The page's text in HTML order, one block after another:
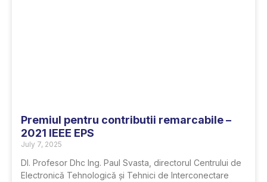
Premiul pentru contributii remarcabile –
2021 IEEE EPS
July 7, 2025
Dl. Profesor Dhc Ing. Paul Svasta, directorul Centrului de
Electronică Tehnologică și Tehnici de Interconectare